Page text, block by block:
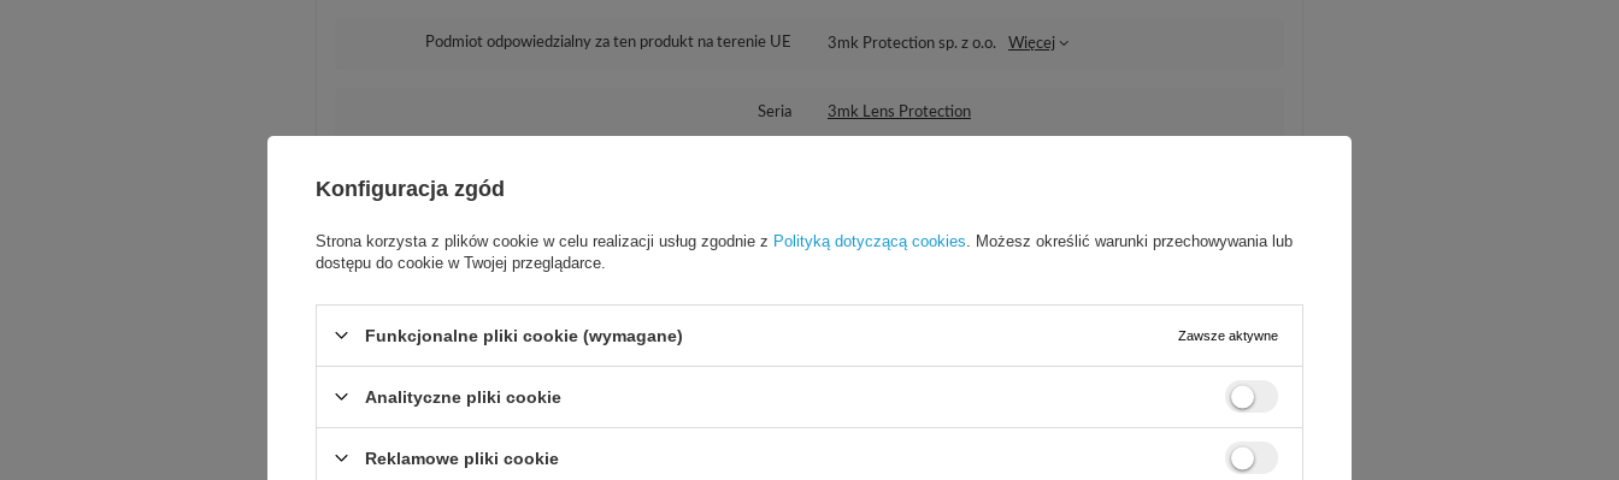
Podmiot odpowiedzialny za ten produkt na terenie UE 3mk Protection sp. z o.o. Więcej
Seria 3mk Lens Protection
Wysokość opakowania towaru w cm 15,5
Szerokość opakowania towaru w cm
Konfiguracja zgód
Strona korzysta z plików cookie w celu realizacji usług zgodnie z Polityką dotyczącą cookies . Możesz określić warunki przechowywania lub
dostępu do cookie w Twojej przeglądarce.
Funkcjonalne pliki cookie (wymagane) Zawsze aktywne
Analityczne pliki cookie
Reklamowe pliki cookie